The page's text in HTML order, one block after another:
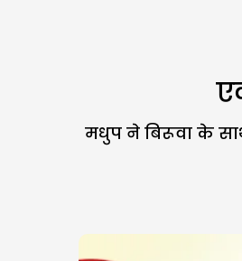
मधुप ने बिरूवा के